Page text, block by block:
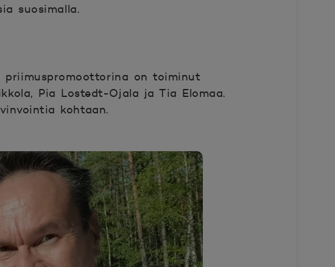
suosimalla.
on toiminut
, Pia Lostedt-Ojala jaTia Elomaa.
kohtaan.